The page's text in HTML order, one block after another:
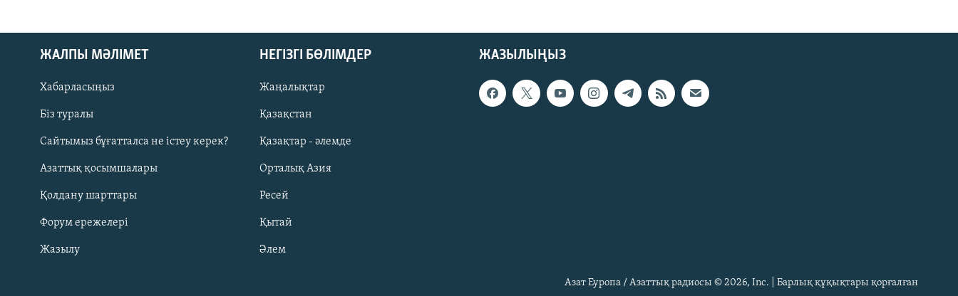
Русский
ЖАЗЫЛЫҢЫЗ
ЖАЗЫЛЫҢЫЗ
ЖАЛПЫ МӘЛІМЕТ
Хабарласыңыз
Біз туралы
Сайтымыз бұғатталса не істеу керек?
Азаттық қосымшалары
Қолдану шарттары
Форум ережелері
Жазылу
НЕГІЗГІ БӨЛІМДЕР
Жаңалықтар
Қазақстан
Қазақтар - әлемде
Орталық Азия
Ресей
Қытай
Әлем
Азат Еуропа / Азаттық радиосы © 2026, Inc. | Барлық құқықтары қорғалған